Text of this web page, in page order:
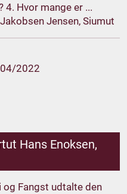
Hvor mange er ...
Jensen, Siumut
2022
Hans Enoksen,
Fangst udtalte den